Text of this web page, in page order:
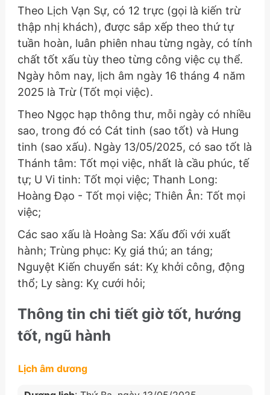
Theo Lịch Vạn Sự, có 12 trực (gọi là kiến trừ
thập nhị khách), được sắp xếp theo thứ tự
tuần hoàn, luân phiên nhau từng ngày, có tính
chất tốt xấu tùy theo từng công việc cụ thể.
Ngày hôm nay, lịch âm ngày 16 tháng 4 năm
2025 là Trừ (Tốt mọi việc).
Theo Ngọc hạp thông thư, mỗi ngày có nhiều
sao, trong đó có Cát tinh (sao tốt) và Hung
tinh (sao xấu). Ngày 13/05/2025, có sao tốt là
Thánh tâm: Tốt mọi việc, nhất là cầu phúc, tế
tự; U Vi tinh: Tốt mọi việc; Thanh Long:
Hoàng Đạo - Tốt mọi việc; Thiên Ân: Tốt mọi
việc;
Các sao xấu là Hoàng Sa: Xấu đối với xuất
hành; Trùng phục: Kỵ giá thú; an táng;
Nguyệt Kiến chuyển sát: Kỵ khởi công, động
thổ; Ly sàng: Kỵ cưới hỏi;
Thông tin chi tiết giờ tốt, hướng
tốt, ngũ hành
Lịch âm dương